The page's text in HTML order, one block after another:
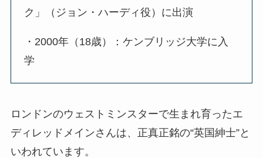
ク」（ジョン・ハーディ役）に出演
・2000年（18歳）：ケンブリッジ大学に入
学
ロンドンのウェストミンスターで生まれ育ったエ
ディレッドメインさんは、正真正銘の“英国紳士”と
いわれています。